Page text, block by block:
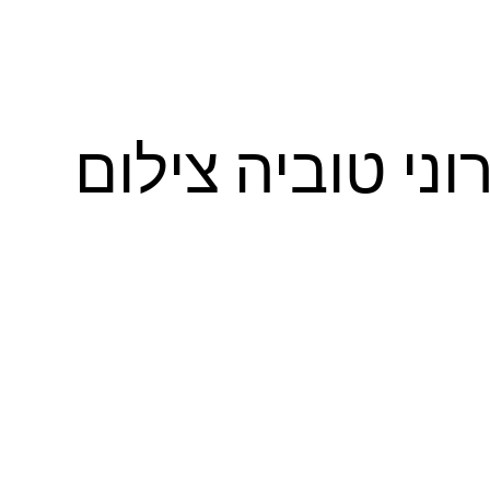
טוביה צילום